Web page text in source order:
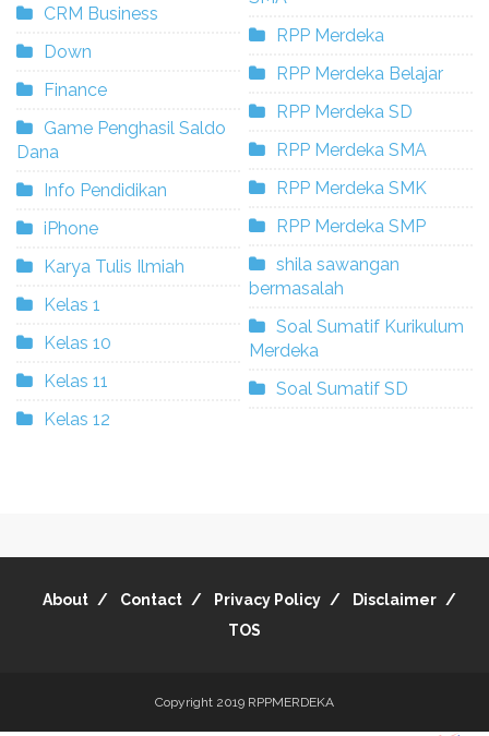
CRM Business
Down
Finance
Game Penghasil Saldo
Dana
Info Pendidikan
iPhone
Karya Tulis Ilmiah
Kelas 1
Kelas 10
Kelas 11
Kelas 12
RPP Merdeka
RPP Merdeka Belajar
RPP Merdeka SD
RPP Merdeka SMA
RPP Merdeka SMK
RPP Merdeka SMP
shila sawangan
bermasalah
Soal Sumatif Kurikulum
Merdeka
Soal Sumatif SD
About Contact Privacy Policy
Disclaimer
TOS
Copyright 2019 RPPMERDEKA